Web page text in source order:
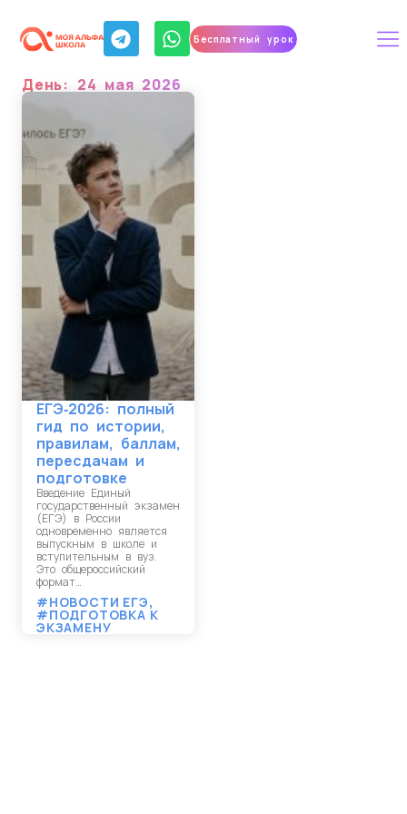
Бесплатный урок
День: 24 мая 2026
ЕГЭ‑2026: полный
гид по истории,
правилам, баллам,
пересдачам и
подготовке
Введение Единый
государственный экзамен
(ЕГЭ) в России
одновременно является
выпускным в школе и
вступительным в вуз.
Это общероссийский
формат…
#НОВОСТИ ЕГЭ,
#ПОДГОТОВКА К
ЭКЗАМЕНУ